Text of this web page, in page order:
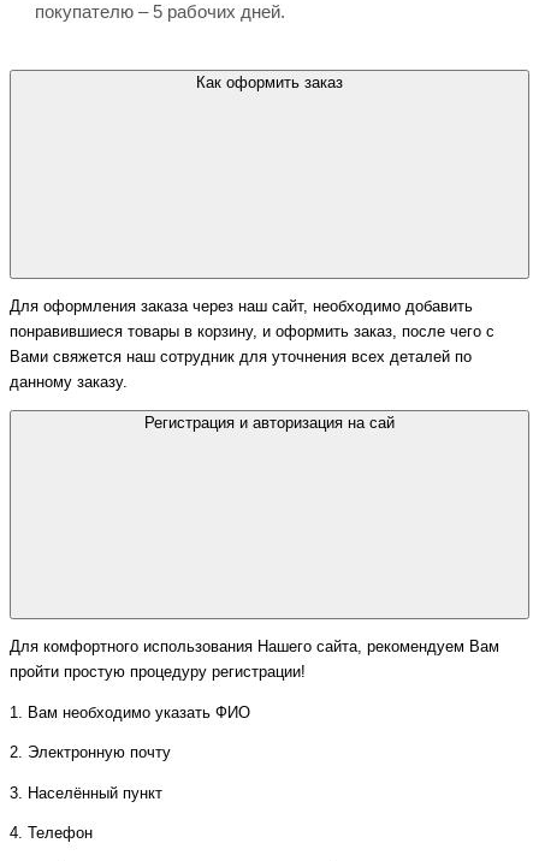
покупателю – 5 рабочих дней.
Как оформить заказ
Для оформления заказа через наш сайт, необходимо добавить
понравившиеся товары в корзину, и оформить заказ, после чего с
Вами свяжется наш сотрудник для уточнения всех деталей по
данному заказу.
Регистрация и авторизация на сай
Для комфортного использования Нашего сайта, рекомендуем Вам
пройти простую процедуру регистрации!
1. Вам необходимо указать ФИО
2. Электронную почту
3. Населённый пункт
4. Телефон